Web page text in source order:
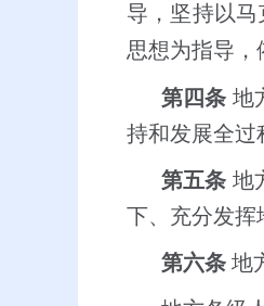
导，坚持以马
思想为指导，
第四条 地
持和发展全过
第五条 地
下、充分发挥
第六条 地